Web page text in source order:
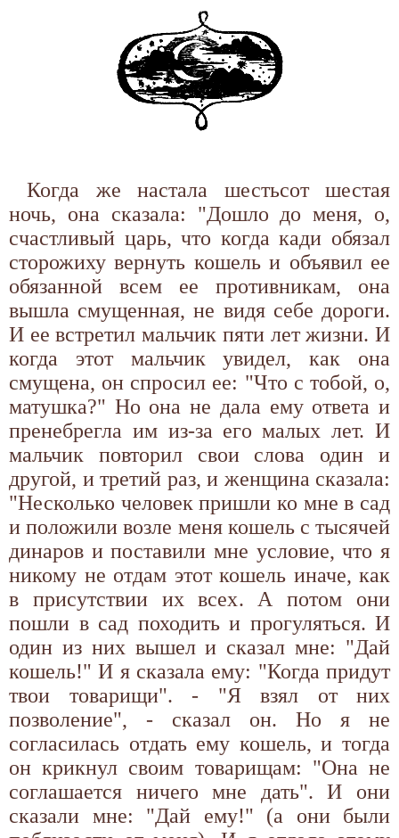
Когда же настала шестьсот шестая
ночь, она сказала: "Дошло до меня, о,
счастливый царь, что когда кади обязал
сторожиху вернуть кошель и объявил ее
обязанной всем ее противникам, она
вышла смущенная, не видя себе дороги.
И ее встретил мальчик пяти лет жизни. И
когда этот мальчик увидел, как она
смущена, он спросил ее: "Что с тобой, о,
матушка?" Но она не дала ему ответа и
пренебрегла им из-за его малых лет. И
мальчик повторил свои слова один и
другой, и третий раз, и женщина сказала:
"Несколько человек пришли ко мне в сад
и положили возле меня кошель с тысячей
динаров и поставили мне условие, что я
никому не отдам этот кошель иначе, как
в присутствии их всех. А потом они
пошли в сад походить и прогуляться. И
один из них вышел и сказал мне: "Дай
кошель!" И я сказала ему: "Когда придут
твои товарищи". - "Я взял от них
позволение", - сказал он. Но я не
согласилась отдать ему кошель, и тогда
он крикнул своим товарищам: "Она не
соглашается ничего мне дать". И они
сказали мне: "Дай ему!" (а они были